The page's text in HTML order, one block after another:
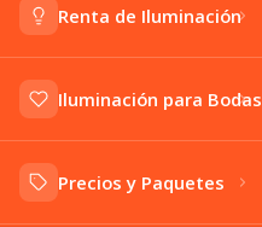
Renta de Iluminación
Iluminación para Bodas
Precios y Paquetes